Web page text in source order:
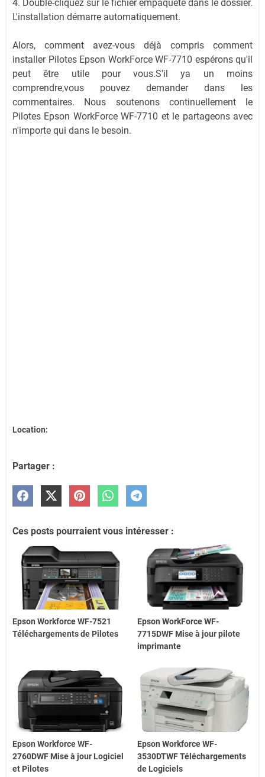
4. Double-cliquez sur le fichier empaqueté dans le dossier.
L'installation démarre automatiquement.
Alors, comment avez-vous déjà compris comment
installer Pilotes Epson WorkForce WF-7710 espérons qu'il
peut être utile pour vous.S'il ya un moins
comprendre,vous pouvez demander dans les
commentaires. Nous soutenons continuellement le
Pilotes Epson WorkForce WF-7710 et le partageons avec
n'importe qui dans le besoin.
Location:
Partager :
Ces posts pourraient vous intéresser :
Epson Workforce WF-7521
Téléchargements de Pilotes
Epson WorkForce WF-
7715DWF Mise à jour pilote
imprimante
Epson Workforce WF-
2760DWF Mise à jour Logiciel
et Pilotes
Epson Workforce WF-
3530DTWF Téléchargements
de Logiciels